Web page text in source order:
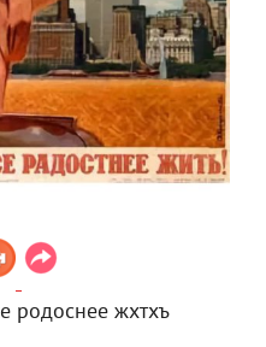
родоснее жхтхъ